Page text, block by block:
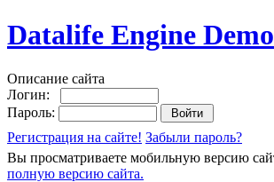
Datalife Engine Demo
Описание сайта
Логин:
Пароль:
Регистрация на сайте! Забыли пароль?
Вы просматриваете мобильную версию
полную версию сайта.